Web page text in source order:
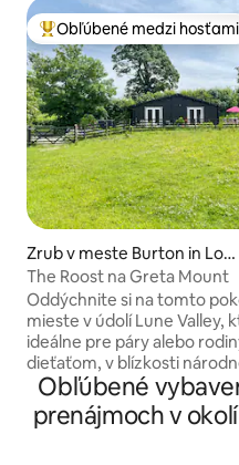
Najobľúbenejšie medzi
Obľúbené medzi hosťami
Zrub v meste Burton in Lon
sdale
The Roost na Greta Mount
Oddýchnite si na tomto
mieste v údolí Lune Valley,
ideálne pre páry alebo
dieťaťom, v blízkosti
Yorkshire Dales a pohoria
len kúsok jazdy od oblasti
Objekt v škandinávskom
Obľúbené
prenájmoch v